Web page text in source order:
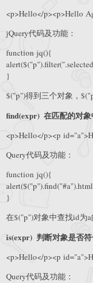
<p>Hello</p><p>Hello
jQuery代码及功能：
function jq(){
}
$("p")得到三个对象，
find(expr) 在匹配的对
<p>Hello</p><p
Query代码及功能：
function jq(){
}
在$("p")对象中查找id为a
is(expr) 判断对象是否
<p>Hello</p><p
Query代码及功能：